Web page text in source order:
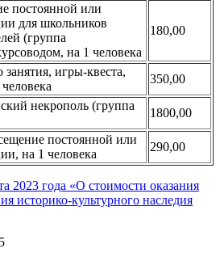
постоянной или
для школьников
(группа
на 1 человека
180,00
игры-квеста,
350,00
некрополь (группа
1800,00
постоянной или
на 1 человека
290,00
2023 года «О стоимости оказания
историко-культурного наследия